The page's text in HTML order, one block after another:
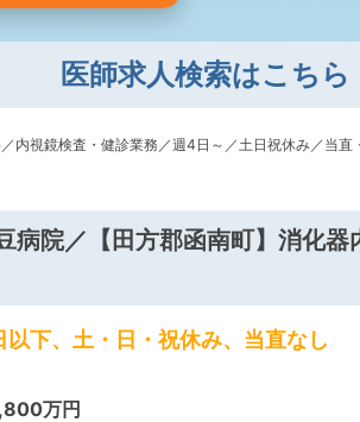
医師求人検索はこちら
／内視鏡検査・健診業務／週4日～／土日祝休み／当直
病院／【田方郡函南町】消化
下、土・日・祝休み、当直なし
万円